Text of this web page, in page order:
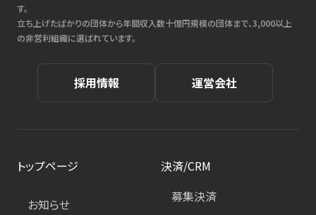
す。
立ち上げたばかりの団体から年間収入数十億円規模の団体まで、3,000以上
の非営利組織に選ばれています。
採用情報 運営会社
トップページ
お知らせ
決済/CRM
募集決済